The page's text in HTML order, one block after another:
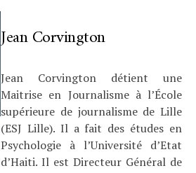
Jean Corvington
Jean Corvington détient une
Maitrise en Journalisme à l’École
supérieure de journalisme de Lille
(ESJ Lille). Il a fait des études en
Psychologie à l’Université d’Etat
d’Haiti. Il est Directeur Général de